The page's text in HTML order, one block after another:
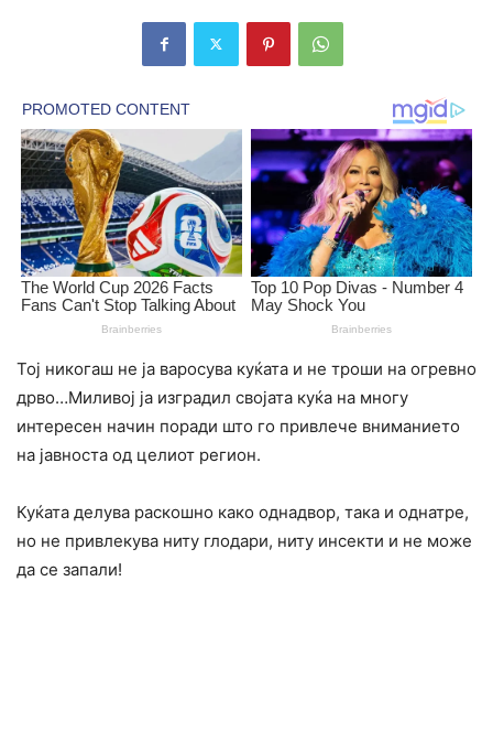
Тој никогаш не ја варосува куќата и не троши на огревно
дрво…Миливој ја изградил својата куќа на многу
интересен начин поради што го привлече вниманието
на јавноста од целиот регион.
Куќата делува раскошно како однадвор, така и однатре,
но не привлекува ниту глодари, ниту инсекти и не може
да се запали!